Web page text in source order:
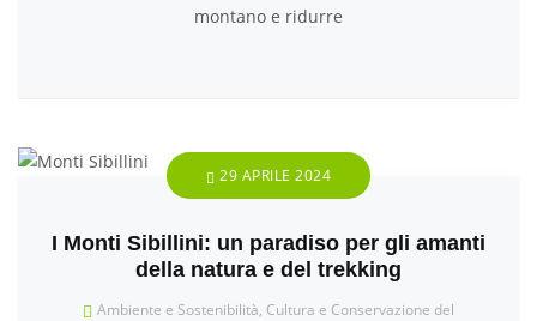
montano e ridurre
29 APRILE 2024
I Monti Sibillini: un paradiso per gli amanti
della natura e del trekking
Ambiente e Sostenibilità, Cultura e Conservazione del